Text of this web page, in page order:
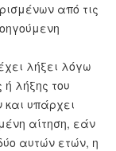
από τις
λήξει λόγω
ή λήξης του
και υπάρχει
αίτηση, εάν
αυτών ετών, η